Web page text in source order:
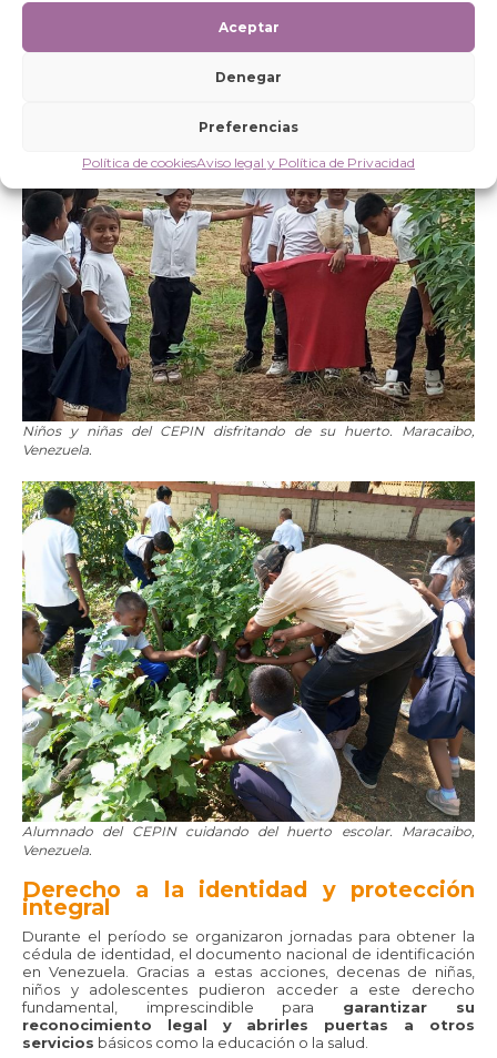
Aceptar
Denegar
Preferencias
Política de cookiesAviso legal y Política de Privacidad
ha aprendido
Niños y niñas del CEPIN disfritando de su huerto. Maracaibo,
Venezuela.
Alumnado del CEPIN cuidando del huerto escolar. Maracaibo,
Venezuela.
Derecho a la identidad y protección
integral
Durante el período se organizaron jornadas para obtener la
cédula de identidad, el documento nacional de identificación
en Venezuela. Gracias a estas acciones, decenas de niñas,
niños y adolescentes pudieron acceder a este derecho
fundamental, imprescindible para garantizar su
reconocimiento legal y abrirles puertas a otros
servicios básicos como la educación o la salud.